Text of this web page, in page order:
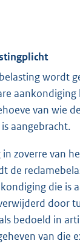
wordt
aankondiging
van wie
aangebracht.
zoverre van
de
die is
door
bedoeld in
van die